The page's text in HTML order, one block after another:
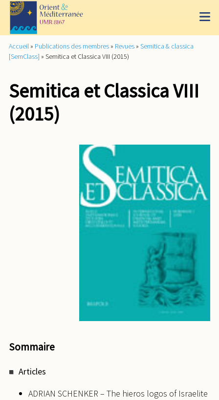
Accueil » Publications des membres » Revues » Semitica & classica
[SemClass] » Semitica et Classica VIII (2015)
Semitica et Classica VIII
(2015)
Sommaire
Articles
ADRIAN SCHENKER – The hieros logos of Israelite